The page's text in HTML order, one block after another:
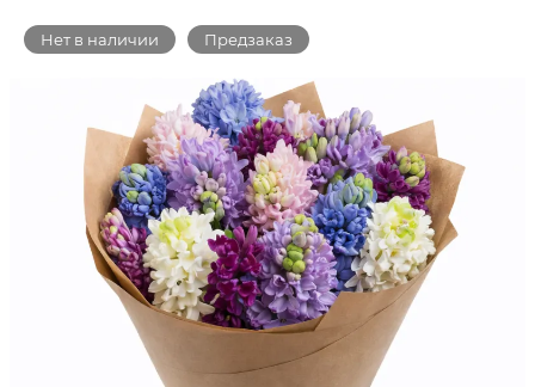
Нет в наличии Предзаказ